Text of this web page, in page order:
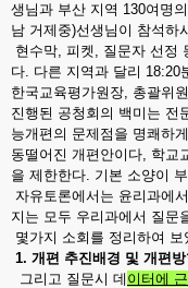
생님과 부산 지역 130여명
남 거제중)선생님이 참석하
현수막, 피켓, 질문자 선정
다. 다른 지역과 달리 18:20
한국교육평가원장, 총괄위
진행된 공청회의 백미는 전
능개편의 문제점을 명쾌하
동떨어진 개편안이다, 학교
을 제한한다. 기본 소양이
자유토론에서는 윤리과에
지는 모두 우리과에서 질문
몇가지 소회를 정리하여
1. 개편 추진배경 및 개편
그리고 질문시 데 이터에